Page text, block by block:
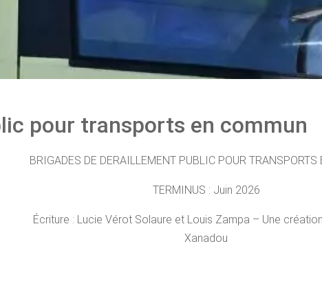
pour transports en commun
BRIGADES DE DERAILLEMENT PUBLIC POUR TRANSPORTS
TERMINUS : Juin 2026
Écriture : Lucie Vérot Solaure et Louis Zampa – Une
Xanadou